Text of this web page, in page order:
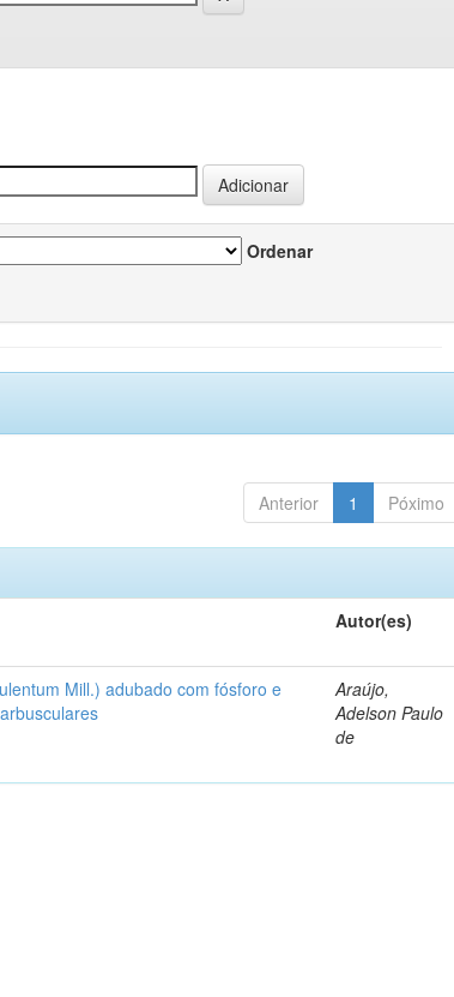
Ordenar
Anterior 1 Póximo
Autor(es)
Mill.) adubado com fósforo e
Araújo,
Adelson Paulo
de